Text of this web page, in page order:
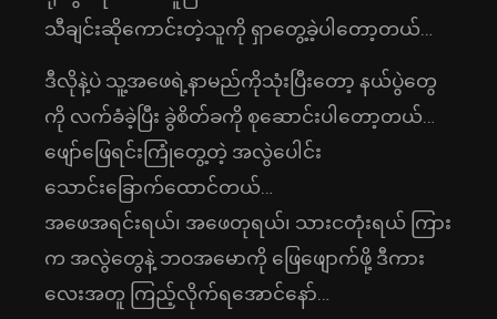
သီချင်းဆိုကောင်းတဲ့သူကို ရှာတွေ့ခဲ့ပါတော့တယ်…
ဒီလိုနဲ့ပဲ သူ့အဖေရဲ့နာမည်ကိုသုံးပြီးတော့ နယ်ပွဲတွေ
ကို လက်ခံခဲ့ပြီး ခွဲစိတ်ခကို စုဆောင်းပါတော့တယ်…
ဖျော်ဖြေရင်းကြုံတွေ့တဲ့ အလွဲပေါင်း
သောင်းခြောက်ထောင်တယ်…
အဖေအရင်းရယ်၊ အဖေတုရယ်၊ သားငတုံးရယ် ကြား
က အလွဲတွေနဲ့ ဘဝအမောကို ဖြေဖျောက်ဖို့ ဒီကား
လေးအတူ ကြည့်လိုက်ရအောင်နော်…